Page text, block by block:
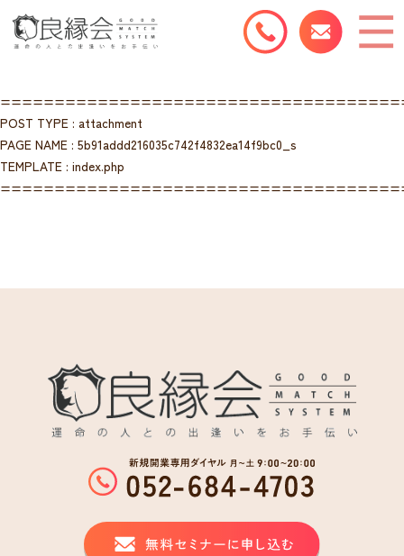
POST TYPE : attachment
PAGE NAME : 5b91addd216035c742f4832ea14f9bc0_s
TEMPLATE : index.php